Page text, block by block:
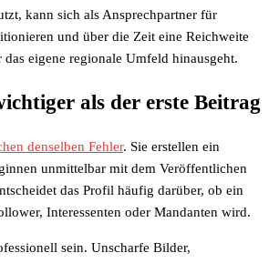
kann sich als Ansprechpartner für
und über die Zeit eine Reichweite
eigene regionale Umfeld hinausgeht.
als der erste Beitrag
denselben Fehler. Sie erstellen ein
unmittelbar mit dem Veröffentlichen
das Profil häufig darüber, ob ein
Interessenten oder Mandanten wird.
sein. Unscharfe Bilder,